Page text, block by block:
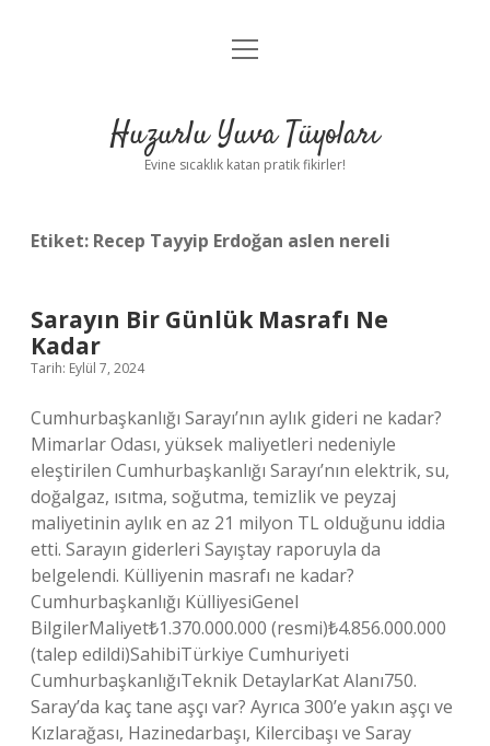
Anasayfa
Yasal Uyarı
menüyü
Huzurlu Yuva Tüyoları
Evine sıcaklık katan pratik fikirler!
Etiket: Recep Tayyip Erdoğan aslen nereli
Sarayın Bir Günlük Masrafı Ne
Kadar
Tarih: Eylül 7, 2024
Cumhurbaşkanlığı Sarayı’nın aylık gideri ne kadar?
Mimarlar Odası, yüksek maliyetleri nedeniyle
eleştirilen Cumhurbaşkanlığı Sarayı’nın elektrik, su,
doğalgaz, ısıtma, soğutma, temizlik ve peyzaj
maliyetinin aylık en az 21 milyon TL olduğunu iddia
etti. Sarayın giderleri Sayıştay raporuyla da
belgelendi. Külliyenin masrafı ne kadar?
Cumhurbaşkanlığı KülliyesiGenel
BilgilerMaliyet₺1.370.000.000 (resmi)₺4.856.000.000
(talep edildi)SahibiTürkiye Cumhuriyeti
CumhurbaşkanlığıTeknik DetaylarKat Alanı750.
Saray’da kaç tane aşçı var? Ayrıca 300’e yakın aşçı ve
Kızlarağası, Hazinedarbaşı, Kilercibaşı ve Saray